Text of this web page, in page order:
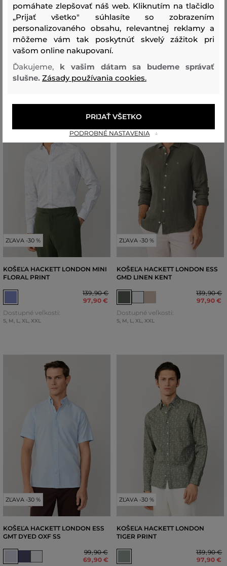
KOŠEĽA HACKETT LONDON
FORMAL BENGAL STR
104
90 €
Dostupné veľkosti:
160
KOŠEĽA HACKETT LONDON GMD
MUSSOLA
+2
119
83 ,90 €
ZĽAVA -30 %
KOŠEĽA HACKETT LONDON MINI
FLORAL PRINT
139,90 €
97,90 €
Dostupné veľkosti:
S, M, L, XL, XXL
ZĽAVA -30 %
KOŠEĽA HACKETT LONDON ESS
GMD LINEN KENT
139,90 €
97,90 €
Dostupné veľkosti:
S, M, L, XL, XXL
ZĽAVA -30 %
KOŠEĽA HACKETT LONDON ESS
GMT DYED OXF SS
99,90 €
69,90 €
ZĽAVA -30 %
KOŠEĽA HACKETT LONDON
TIGER PRINT
139,90 €
97,90 €
pomáhate zlepšovať náš web. Kliknutím na tlačidlo
„Prijať všetko" súhlasíte so zobrazením
personalizovaného obsahu, relevantnej reklamy a
môžeme vám tak poskytnúť skvelý zážitok pri
vašom online nakupovaní.
Ďakujeme, k vašim dátam sa budeme správať
slušne. Zásady používania cookies.
PODROBNÉ NASTAVENIA
PRIJAŤ VŠETKO